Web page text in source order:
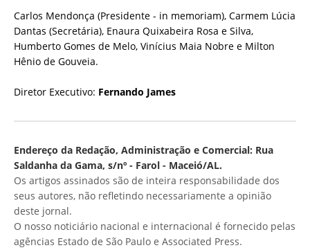
Carlos Mendonça (Presidente - in memoriam), Carmem Lúcia
Dantas (Secretária), Enaura Quixabeira Rosa e Silva,
Humberto Gomes de Melo, Vinícius Maia Nobre e Milton
Hênio de Gouveia.
Diretor Executivo: Fernando James
Endereço da Redação, Administração e Comercial: Rua
Saldanha da Gama, s/nº - Farol - Maceió/AL.
Os artigos assinados são de inteira responsabilidade dos
seus autores, não refletindo necessariamente a opinião
deste jornal.
O nosso noticiário nacional e internacional é fornecido pelas
agências Estado de São Paulo e Associated Press.